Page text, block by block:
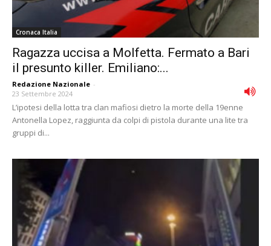
Cronaca Italia
Ragazza uccisa a Molfetta. Fermato a Bari
il presunto killer. Emiliano:...
Redazione Nazionale -
23 Settembre 2024
L’ipotesi della lotta tra clan mafiosi dietro la morte della 19enne
Antonella Lopez, raggiunta da colpi di pistola durante una lite tra
gruppi di...